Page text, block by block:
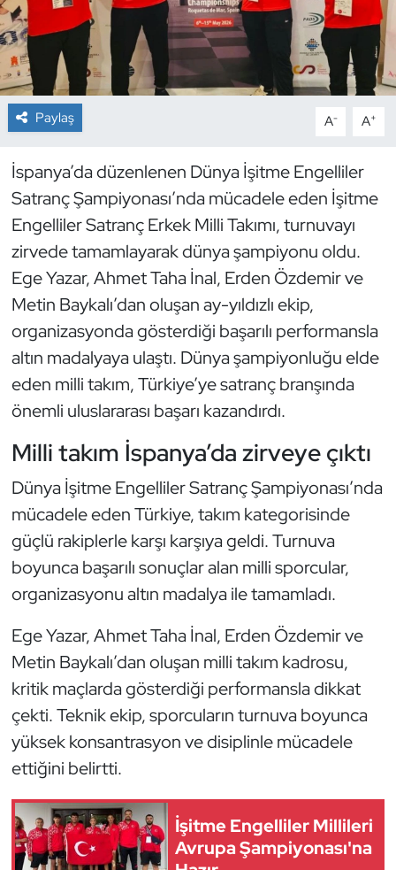
Paylaş A- A+
İspanya’da düzenlenen Dünya İşitme Engelliler
Satranç Şampiyonası’nda mücadele eden İşitme
Engelliler Satranç Erkek Milli Takımı, turnuvayı
zirvede tamamlayarak dünya şampiyonu oldu.
Ege Yazar, Ahmet Taha İnal, Erden Özdemir ve
Metin Baykalı’dan oluşan ay-yıldızlı ekip,
organizasyonda gösterdiği başarılı performansla
altın madalyaya ulaştı. Dünya şampiyonluğu elde
eden milli takım, Türkiye’ye satranç branşında
önemli uluslararası başarı kazandırdı.
Milli takım İspanya’da zirveye çıktı
Dünya İşitme Engelliler Satranç Şampiyonası’nda
mücadele eden Türkiye, takım kategorisinde
güçlü rakiplerle karşı karşıya geldi. Turnuva
boyunca başarılı sonuçlar alan milli sporcular,
organizasyonu altın madalya ile tamamladı.
Ege Yazar, Ahmet Taha İnal, Erden Özdemir ve
Metin Baykalı’dan oluşan milli takım kadrosu,
kritik maçlarda gösterdiği performansla dikkat
çekti. Teknik ekip, sporcuların turnuva boyunca
yüksek konsantrasyon ve disiplinle mücadele
ettiğini belirtti.
İşitme Engelliler Millileri
Avrupa Şampiyonası'na
Cimnastik
Curling
Dağcılık
Dövüş Sanatı
E-Spor
Eskrim
Futbol
Futsal
Genel
Golf
Güreş
Halter
Hava Sporları
Hentbol
İşitme Engelli Sporcular
Judo ve Kuraş
Kano ve Rafting
Karate